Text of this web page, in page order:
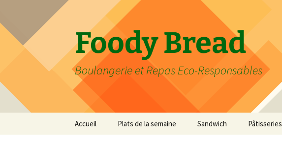
contenu
Foody Bread
Boulangerie et Repas Eco-Responsables
Accueil Plats de la semaine Sandwich Pâtisseries